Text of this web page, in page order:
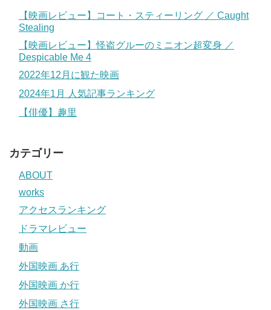
【映画レビュー】コート・スティーリング ／ Caught
Stealing
【映画レビュー】怪盗グルーのミニオン超変身 ／
Despicable Me 4
2022年12月に観た映画
2024年1月 人気記事ランキング
【俳優】趣里
カテゴリー
ABOUT
works
アクセスランキング
ドラマレビュー
動画
外国映画 あ行
外国映画 か行
外国映画 さ行